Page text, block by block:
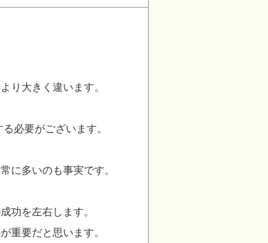
り大きく違います。
必要がございます。
に多いのも事実です。
功を左右します。
重要だと思います。